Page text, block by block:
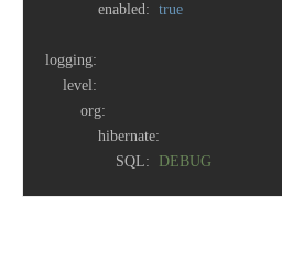
enabled: true
logging:
level:
org:
hibernate:
SQL:
DEBUG